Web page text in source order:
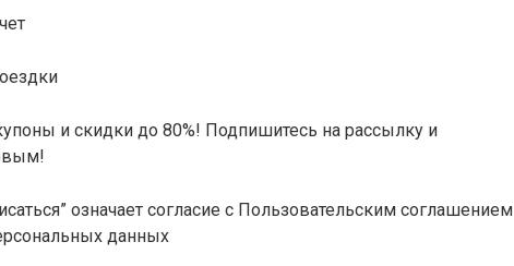
и скидки до 80%! Подпишитесь на рассылку и
означает согласие с Пользовательским соглашением
данных